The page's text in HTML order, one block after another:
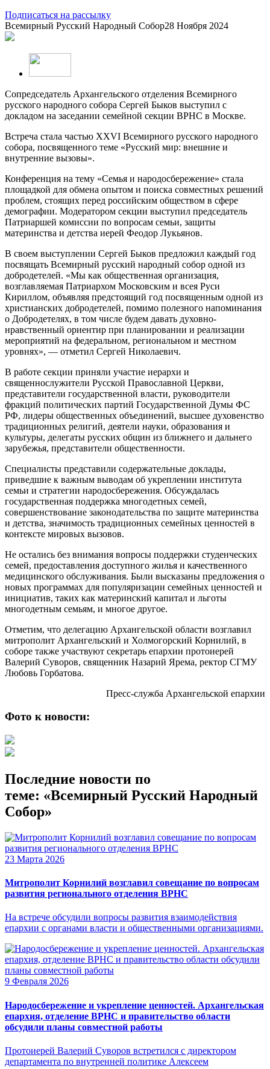
Подписаться на рассылку
Всемирный Русский Народный Собор28 Ноября 2024
Сопредседатель Архангельского отделения Всемирного
русского народного собора Сергей Быков выступил с
докладом на заседании семейной секции ВРНС в Москве.
Встреча стала частью XXVI Всемирного русского народного
собора, посвященного теме «Русский мир: внешние и
внутренние вызовы».
Конференция на тему «Семья и народосбережение» стала
площадкой для обмена опытом и поиска совместных решений
проблем, стоящих перед российским обществом в сфере
демографии. Модератором секции выступил председатель
Патриаршей комиссии по вопросам семьи, защиты
материнства и детства иерей Феодор Лукьянов.
В своем выступлении Сергей Быков предложил каждый год
посвящать Всемирный русский народный собор одной из
добродетелей. «Мы как общественная организация,
возглавляемая Патриархом Московским и всея Руси
Кириллом, объявляя предстоящий год посвященным одной из
христианских добродетелей, помимо полезного напоминания
о Добродетелях, в том числе будем давать духовно-
нравственный ориентир при планировании и реализации
мероприятий на федеральном, региональном и местном
уровнях», — отметил Сергей Николаевич.
В работе секции приняли участие иерархи и
священнослужители Русской Православной Церкви,
представители государственной власти, руководители
фракций политических партий Государственной Думы ФС
РФ, лидеры общественных объединений, высшее духовенство
традиционных религий, деятели науки, образования и
культуры, делегаты русских общин из ближнего и дальнего
зарубежья, представители общественности.
Специалисты представили содержательные доклады,
приведшие к важным выводам об укреплении института
семьи и стратегии народосбережения. Обсуждалась
государственная поддержка многодетных семей,
совершенствование законодательства по защите материнства
и детства, значимость традиционных семейных ценностей в
контексте мировых вызовов.
Не остались без внимания вопросы поддержки студенческих
семей, предоставления доступного жилья и качественного
медицинского обслуживания. Были высказаны предложения о
новых программах для популяризации семейных ценностей и
инициатив, таких как материнский капитал и льготы
многодетным семьям, и многое другое.
Отметим, что делегацию Архангельской области возглавил
митрополит Архангельский и Холмогорский Корнилий, в
соборе также участвуют секретарь епархии протоиерей
Валерий Суворов, священник Назарий Ярема, ректор СГМУ
Любовь Горбатова.
Пресс-служба Архангельской епархии
Фото к новости:
Последние новости по
теме: «Всемирный Русский Народный
Собор»
23 Марта 2026
Митрополит Корнилий возглавил совещание по вопросам
развития регионального отделения ВРНС
На встрече обсудили вопросы развития взаимодействия
епархии с органами власти и общественными организациями.
9 Февраля 2026
Народосбережение и укрепление ценностей. Архангельская
епархия, отделение ВРНС и правительство области
обсудили планы совместной работы
Протоиерей Валерий Суворов встретился с директором
департамента по внутренней политике Алексеем